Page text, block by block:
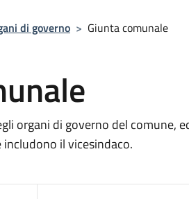
di governo > Giunta comunale
organi di governo del comune,
includono il vicesindaco.